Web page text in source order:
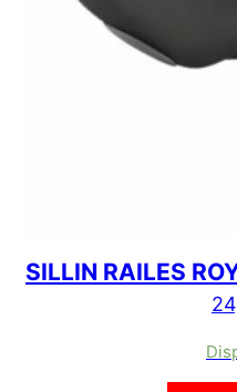
SILLIN RAILES